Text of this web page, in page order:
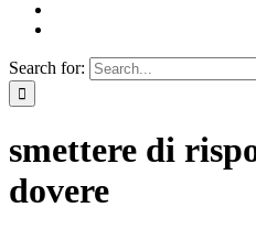
Search for:
smettere di
dovere